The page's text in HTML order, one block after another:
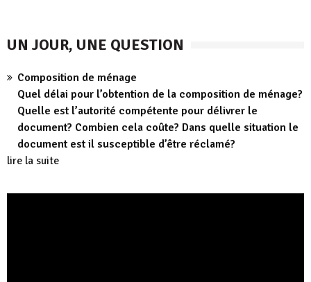
UN JOUR, UNE QUESTION
Composition de ménage
Quel délai pour l’obtention de la composition de ménage?
Quelle est l’autorité compétente pour délivrer le
document? Combien cela coûte? Dans quelle situation le
document est il susceptible d’être réclamé?
lire la suite